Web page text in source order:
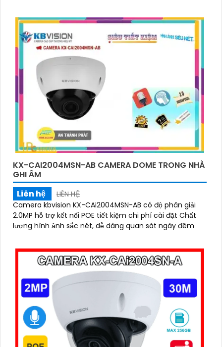
KX-CAI2004MSN-AB CAMERA DOME TRONG NHÀ
GHI ÂM
Liên hệ
LIÊN HỆ
Camera kbvision KX-CAi2004MSN-AB có độ phân giải
2.0MP hỗ trợ kết nối POE tiết kiệm chi phí cài đặt Chất
lượng hình ảnh sắc nét, dễ dàng quan sát ngày đêm